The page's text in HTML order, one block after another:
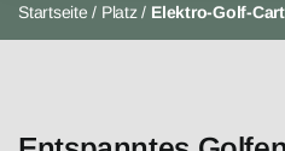
Startseite / Platz / Elektro-Golf-